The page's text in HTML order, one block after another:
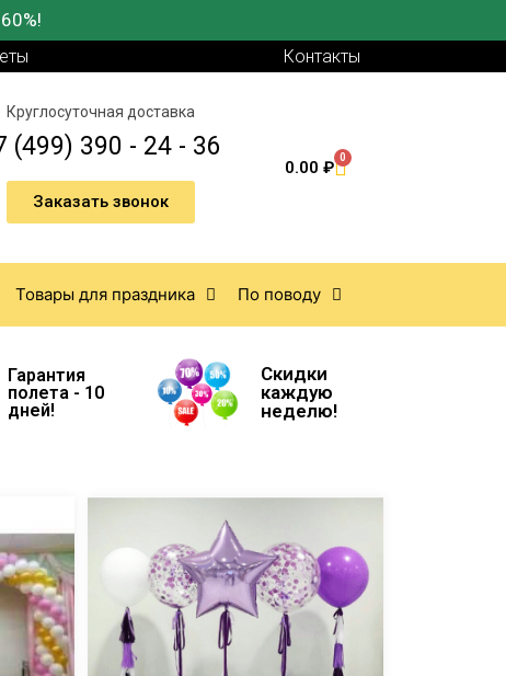
Контакты
Круглосуточная доставка
(499) 390 - 24 - 36
Заказать звонок
0.00₽ 0
Товары для праздника По поводу
Гарантия
полета - 10
дней!
Скидки
каждую
неделю!